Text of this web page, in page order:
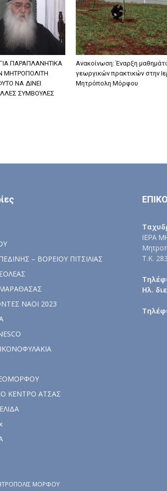
ΠΑΡΑΠΛΑΝΗΤΙΚΑ
ΜΗΤΡΟΠΟΛΙΤΗ
ΝΑ ΔΙΝΕΙ
ΣΥΜΒΟΥΛΕΣ
Ανακοίνωση: Έναρξη
γεωργικών πρακτικών στην
Μητρόπολη Μόρφου
– ΒΟΡΕΙΟΥ ΠΙΤΣΙΛΙΑΣ
ΜΑΡΑΘΑΣΑΣ
ΝΑΟΙ 2023
ΚΕΝΤΡΟ ΑΤΣΑΣ
ΙΕΡΑ
Τ.Κ.
Ηλ.
ΜΟΡΦΟΥ